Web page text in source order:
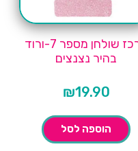
מרכז שולחן מספר 7-ורוד
בהיר נצנצים
₪19.90
הוספה לסל